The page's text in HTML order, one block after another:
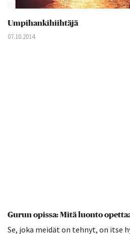
Umpihankihiihtäjä
07.10.2014
Gurun opissa: Mitä luonto
Se, joka meidät on tehnyt, on itse